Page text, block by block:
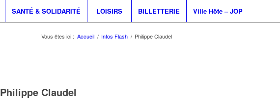
SANTÉ & SOLIDARITÉ LOISIRS BILLETTERIE Ville Hôte – JOP
Vous êtes ici : Accueil / Infos Flash / Philippe Claudel
Philippe Claudel